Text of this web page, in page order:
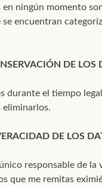
en ningún momento
encuentran
DE LOS
durante el tiempo
eliminarlos.
DE LOS
responsable de la
que me remitas